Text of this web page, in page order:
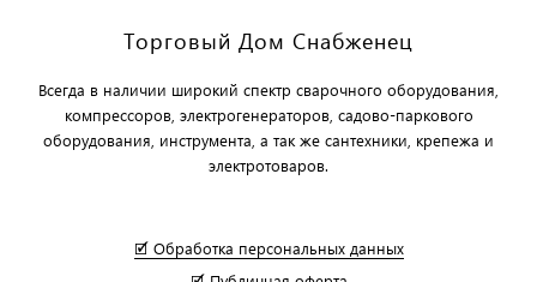
Торговый Дом Снабженец
Всегда в наличии широкий спектр сварочного оборудования,
компрессоров, электрогенераторов, садово-паркового
оборудования, инструмента, а так же сантехники, крепежа и
электротоваров.
🗹 Обработка персональных данных